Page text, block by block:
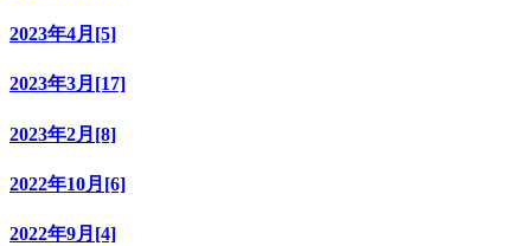
2023年4月[5]
2023年3月[17]
2023年2月[8]
2022年10月[6]
2022年9月[4]